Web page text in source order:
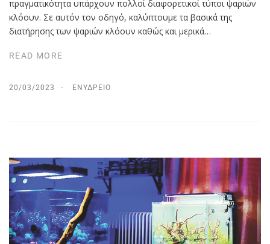
πραγματικότητα υπάρχουν πολλοί διαφορετικοί τύποι ψαριών
κλόουν. Σε αυτόν τον οδηγό, καλύπτουμε τα βασικά της
διατήρησης των ψαριών κλόουν καθώς και μερικά…
READ MORE
20/03/2023 ΕΝΥΔΡΕΊΟ